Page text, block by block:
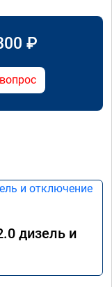
₽
дизель и